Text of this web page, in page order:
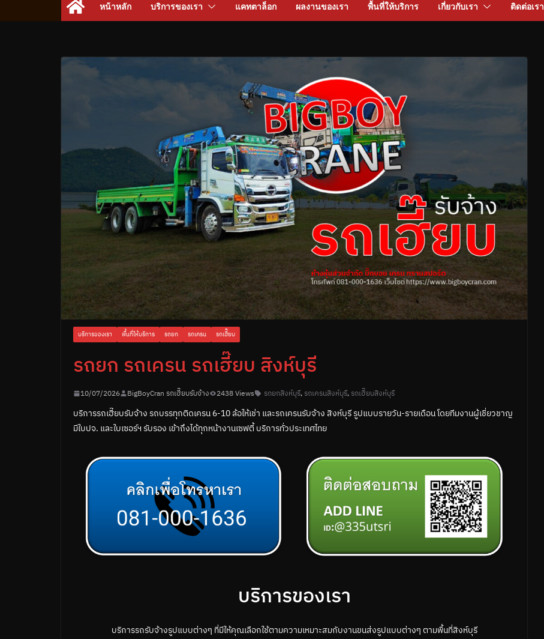
หน้าหลัก บริการของเรา แคทตาล็อก ผลงานของเรา พื้นที่ให้บริการ เกี่ยวกับเรา ติดต่อเรา
บริการของเรา พื้นที่ให้บริการ รถยก รถเครน รถเฮี๊ยบ
รถยก รถเครน รถเฮี๊ยบ สิงห์บุรี
10/07/2026 BigBoyCran รถเฮี๊ยบรับจ้าง 2438 Views รถยกสิงห์บุรี, รถเครนสิงห์บุรี, รถเฮี๊ยบสิงห์บุรี
บริการรถเฮี๊ยบรับจ้าง รถบรรทุกติดเครน 6-10 ล้อให้เช่า และรถเครนรับจ้าง สิงห์บุรี รูปแบบรายวัน-รายเดือน โดยทีมงานผู้เชี่ยวชาญ
มีใบปจ. และใบเซอร์ฯ รับรอง เข้าถึงได้ทุกหน้างานเซฟตี้ บริการทั่วประเทศไทย
บริการของเรา
บริการรถรับจ้างรูปแบบต่างๆ ที่มีให้คุณเลือกใช้ตามความเหมาะสมกับงานขนส่งรูปแบบต่างๆ ตามพื้นที่สิงห์บุรี